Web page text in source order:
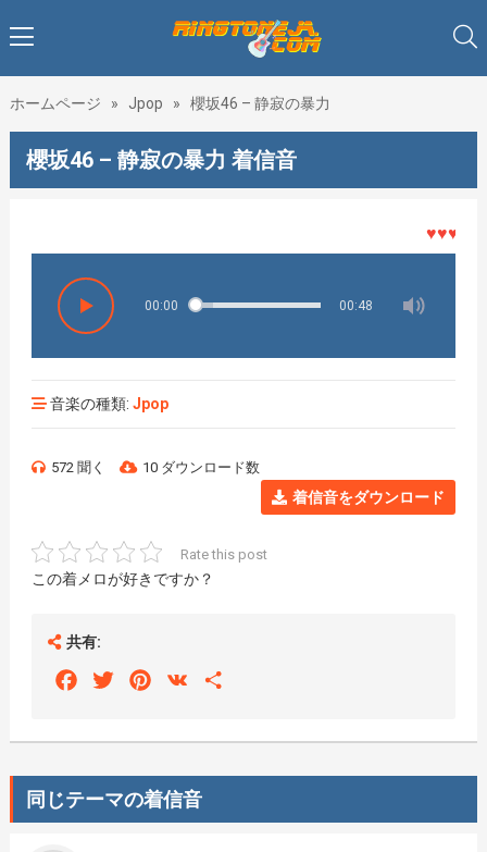
ホームページ » Jpop » 櫻坂46 – 静寂の暴力
櫻坂46 – 静寂の暴力 着信音
♥♥♥着メ
00:00 00:48
音楽の種類: Jpop
572 聞く 10 ダウンロード数
着信音をダウンロード
Rate this post
この着メロが好きですか？
共有:
FacebookTwitterPinterest
VK
同じテーマの着信音